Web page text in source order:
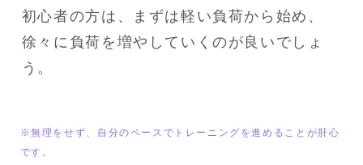
初心者の方は、まずは軽い負荷から始め、
徐々に負荷を増やしていくのが良いでしょ
う。
※無理をせず、自分のペースでトレーニングを進めることが肝心
です。